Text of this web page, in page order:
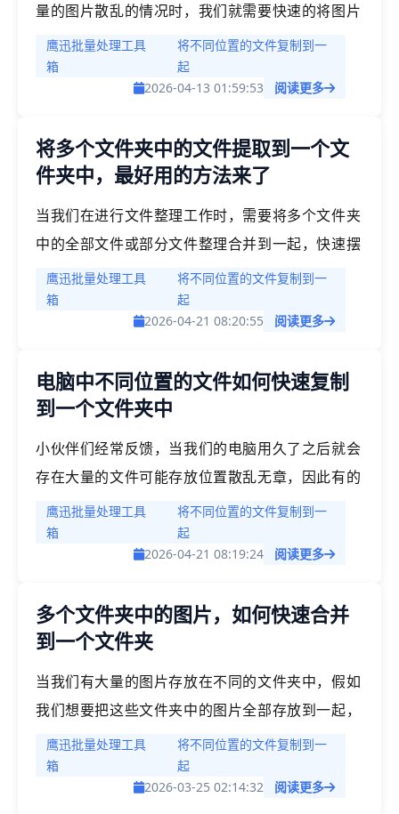
量的图片散乱的情况时，我们就需要快速的将图片
进行高效整理。假如我们需要将不同位置的图片快
速整理到一起存放在一个文件夹中，快速摆脱图片
散乱的问题。该如何快速处理呢？
鹰迅批量处理工具
箱
将不同位置的文件复制到一
起
2026-04-13 01:59:53
阅读更多
将多个文件夹中的文件提取到一个文
件夹中，最好用的方法来了
当我们在进行文件整理工作时，需要将多个文件夹
中的全部文件或部分文件整理合并到一起，快速摆
脱文件分布散乱的局面。比如说当我们在项目收尾
的时候，需要把将全部项目的资料整理到一个文件
夹中，如果项目资料非常多的情况下，我们往往很
鹰迅批量处理工具
箱
将不同位置的文件复制到一
起
2026-04-21 08:20:55
阅读更多
电脑中不同位置的文件如何快速复制
到一个文件夹中
小伙伴们经常反馈，当我们的电脑用久了之后就会
存在大量的文件可能存放位置散乱无章，因此有的
时候我们需要经常进行文件批量整理工作，比如说
将电脑中不同位置的文件快速的整理到一个文件夹
中。方便我们进行文件的合并归档。
鹰迅批量处理工具
箱
将不同位置的文件复制到一
起
2026-04-21 08:19:24
阅读更多
多个文件夹中的图片，如何快速合并
到一个文件夹
当我们有大量的图片存放在不同的文件夹中，假如
我们想要把这些文件夹中的图片全部存放到一起，
方便管理查阅，如何快速实现这一操作呢？文件夹
数量比较少的时候，我们可以手动一个个的去复
制。但是假如我们有几十个上百个文件夹的图片都
鹰迅批量处理工具
箱
将不同位置的文件复制到一
起
2026-03-25 02:14:32
阅读更多